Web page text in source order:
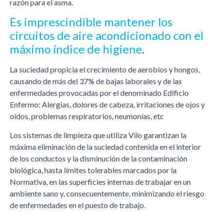
razón para el asma.
Es imprescindible mantener los
circuitos de aire acondicionado con el
máximo índice de higiene.
La suciedad propicia el crecimiento de aerobios y hongos,
causando de más del 37% de bajas laborales y de las
enfermedades provocadas por el denominado Edificio
Enfermo: Alergias, dolores de cabeza, irritaciones de ojos y
oídos, problemas respiratorios, neumonías, etc
Los sistemas de limpieza que utiliza Vilo garantizan la
máxima eliminación de la suciedad contenida en el interior
de los conductos y la disminución de la contaminación
biológica, hasta límites tolerables marcados por la
Normativa, en las superficies internas de trabajar en un
ambiente sano y, consecuentemente, minimizando el riesgo
de enfermedades en el puesto de trabajo.